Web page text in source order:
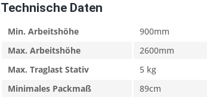
Technische Daten
Min. Arbeitshöhe
900mm
Max. Arbeitshöhe
2600mm
Max. Traglast Stativ
5 kg
Minimales Packmaß
89cm